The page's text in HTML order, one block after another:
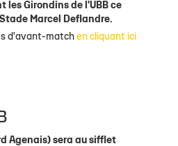
les Girondins de l'UBB ce
Marcel Deflandre.
d'avant-match en cliquant ici
Agenais) sera au sifflet